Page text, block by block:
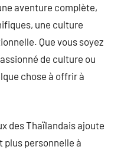
aventure complète,
une culture
Que vous soyez
de culture ou
chose à offrir à
des Thaïlandais ajoute
plus personnelle à